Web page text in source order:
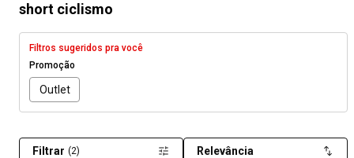
short ciclismo
Filtros sugeridos pra você
Promoção
Outlet
Filtrar (2) Relevância